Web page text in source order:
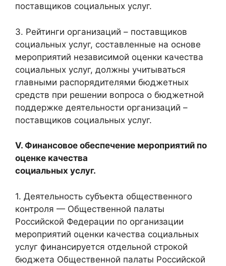
поставщиков социальных услуг.
3. Рейтинги организаций – поставщиков
социальных услуг, составленные на основе
мероприятий независимой оценки качества
социальных услуг, должны учитываться
главными распорядителями бюджетных
средств при решении вопроса о бюджетной
поддержке деятельности организаций –
поставщиков социальных услуг.
V. Финансовое обеспечение мероприятий по
оценке качества
социальных услуг.
1. Деятельность субъекта общественного
контроля — Общественной палаты
Российской Федерации по организации
мероприятий оценки качества социальных
услуг финансируется отдельной строкой
бюджета Общественной палаты Российской